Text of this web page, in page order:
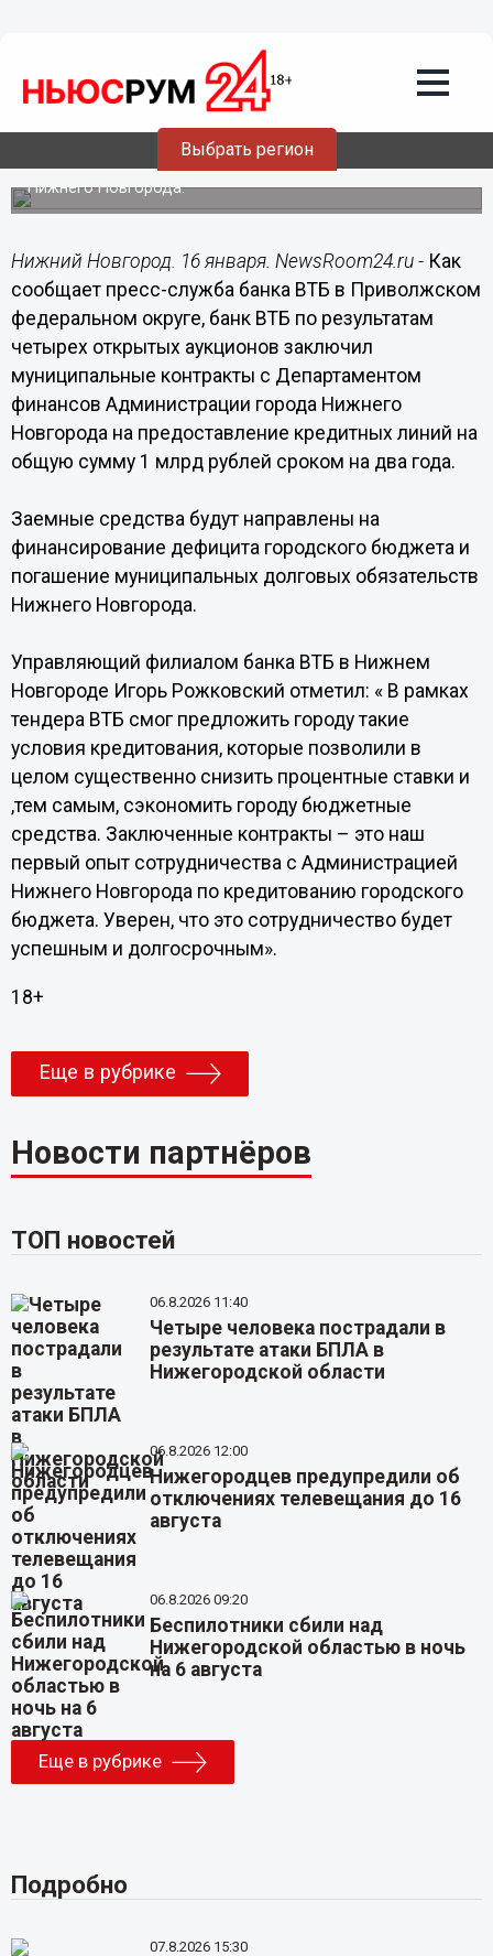
Выбрать регион
Миллиардный кредит одобрен
Нижнему Новгороду
Заемные средства будут направлены на
финансирование дефицита городского бюджета и
погашение муниципальных долговых обязательств
Нижнего Новгорода.
Нижний Новгород. 16 января. NewsRoom24.ru -Как
сообщает пресс-служба банка ВТБ в Приволжском
федеральном округе, банк ВТБ по результатам
четырех открытых аукционов заключил
муниципальные контракты с Департаментом
финансов Администрации города Нижнего
Новгорода на предоставление кредитных линий на
общую сумму 1 млрд рублей сроком на два года.
Заемные средства будут направлены на
финансирование дефицита городского бюджета и
погашение муниципальных долговых обязательств
Нижнего Новгорода.
Управляющий филиалом банка ВТБ в Нижнем
Новгороде Игорь Рожковский отметил: « В рамках
тендера ВТБ смог предложить городу такие
условия кредитования, которые позволили в
целом существенно снизить процентные ставки и
,тем самым, сэкономить городу бюджетные
средства. Заключенные контракты – это наш
первый опыт сотрудничества с Администрацией
Нижнего Новгорода по кредитованию городского
бюджета. Уверен, что это сотрудничество будет
успешным и долгосрочным».
18+
Еще в рубрике
Новости партнёров
ТОП новостей
06.8.2026 11:40
Четыре человека пострадали в
результате атаки БПЛА в
Нижегородской области
06.8.2026 12:00
Нижегородцев предупредили об
отключениях телевещания до 16
августа
06.8.2026 09:20
Беспилотники сбили над
Нижегородской областью в ночь
на 6 августа
Еще в рубрике
Подробно
07.8.2026 15:30